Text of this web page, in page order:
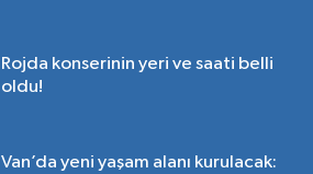
Rojda konserinin yeri ve saati belli
oldu!
Van’da yeni yaşam alanı kurulacak: